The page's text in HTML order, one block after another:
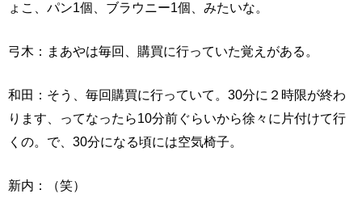
ょこ、パン1個、ブラウニー1個、みたいな。
弓木：まあやは毎回、購買に行っていた覚えがある。
和田：そう、毎回購買に行っていて。30分に２時限が終わ
ります、ってなったら10分前ぐらいから徐々に片付けて行
くの。で、30分になる頃には空気椅子。
新内：（笑）